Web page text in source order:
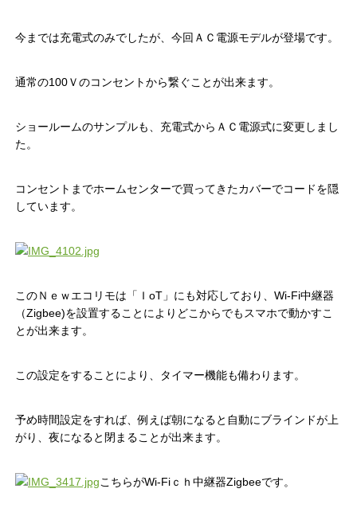
今までは充電式のみでしたが、今回ＡＣ電源モデルが登場です。
通常の100Ｖのコンセントから繋ぐことが出来ます。
ショールームのサンプルも、充電式からＡＣ電源式に変更しまし
た。
コンセントまでホームセンターで買ってきたカバーでコードを隠
しています。
このＮｅｗエコリモは「ＩoT」にも対応しており、Wi-Fi中継器
（Zigbee)を設置することによりどこからでもスマホで動かすこ
とが出来ます。
この設定をすることにより、タイマー機能も備わります。
予め時間設定をすれば、例えば朝になると自動にブラインドが上
がり、夜になると閉まることが出来ます。
こちらがWi-Fiｃｈ中継器Zigbeeです。